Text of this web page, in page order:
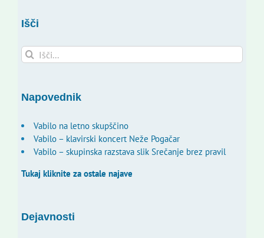
Išči
Search
for:
Napovednik
Vabilo na letno skupščino
Vabilo – klavirski koncert Neže Pogačar
Vabilo – skupinska razstava slik Srečanje brez pravil
Tukaj kliknite za ostale najave
Dejavnosti